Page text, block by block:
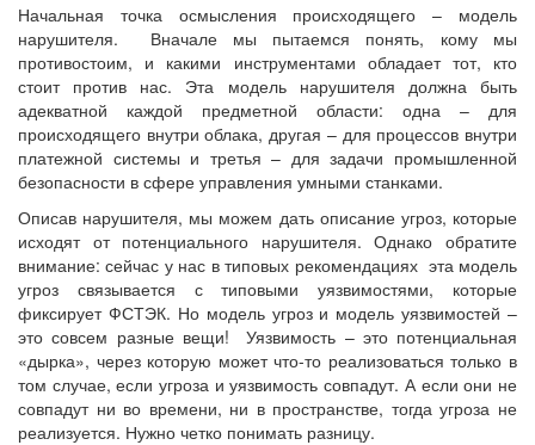
Начальная точка осмысления происходящего – модель
нарушителя. Вначале мы пытаемся понять, кому мы
противостоим, и какими инструментами обладает тот, кто
стоит против нас. Эта модель нарушителя должна быть
адекватной каждой предметной области: одна – для
происходящего внутри облака, другая – для процессов внутри
платежной системы и третья – для задачи промышленной
безопасности в сфере управления умными станками.
Описав нарушителя, мы можем дать описание угроз, которые
исходят от потенциального нарушителя. Однако обратите
внимание: сейчас у нас в типовых рекомендациях эта модель
угроз связывается с типовыми уязвимостями, которые
фиксирует ФСТЭК. Но модель угроз и модель уязвимостей –
это совсем разные вещи! Уязвимость – это потенциальная
«дырка», через которую может что-то реализоваться только в
том случае, если угроза и уязвимость совпадут. А если они не
совпадут ни во времени, ни в пространстве, тогда угроза не
реализуется. Нужно четко понимать разницу.